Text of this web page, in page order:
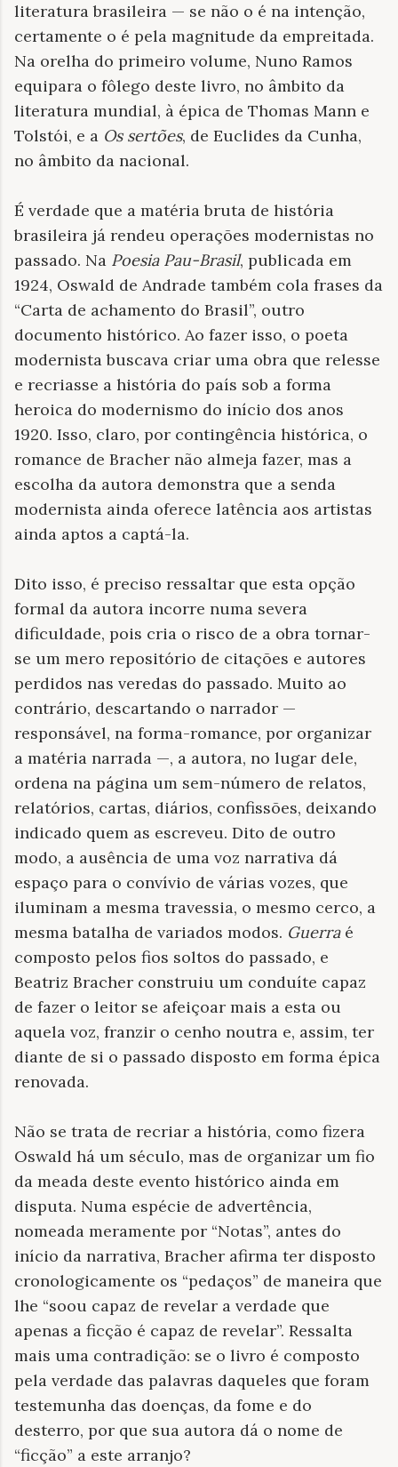
literatura brasileira — se não o é na intenção,
certamente o é pela magnitude da empreitada.
Na orelha do primeiro volume, Nuno Ramos
equipara o fôlego deste livro, no âmbito da
literatura mundial, à épica de Thomas Mann e
Tolstói, e a Os sertões, de Euclides da Cunha,
no âmbito da nacional.
É verdade que a matéria bruta de história
brasileira já rendeu operações modernistas no
passado. Na Poesia Pau-Brasil, publicada em
1924, Oswald de Andrade também cola frases da
“Carta de achamento do Brasil”, outro
documento histórico. Ao fazer isso, o poeta
modernista buscava criar uma obra que relesse
e recriasse a história do país sob a forma
heroica do modernismo do início dos anos
1920. Isso, claro, por contingência histórica, o
romance de Bracher não almeja fazer, mas a
escolha da autora demonstra que a senda
modernista ainda oferece latência aos artistas
ainda aptos a captá-la.
Dito isso, é preciso ressaltar que esta opção
formal da autora incorre numa severa
dificuldade, pois cria o risco de a obra tornar-
se um mero repositório de citações e autores
perdidos nas veredas do passado. Muito ao
contrário, descartando o narrador —
responsável, na forma-romance, por organizar
a matéria narrada —, a autora, no lugar dele,
ordena na página um sem-número de relatos,
relatórios, cartas, diários, confissões, deixando
indicado quem as escreveu. Dito de outro
modo, a ausência de uma voz narrativa dá
espaço para o convívio de várias vozes, que
iluminam a mesma travessia, o mesmo cerco, a
mesma batalha de variados modos. Guerraé
composto pelos fios soltos do passado, e
Beatriz Bracher construiu um conduíte capaz
de fazer o leitor se afeiçoar mais a esta ou
aquela voz, franzir o cenho noutra e, assim, ter
diante de si o passado disposto em forma épica
renovada.
Não se trata de recriar a história, como fizera
Oswald há um século, mas de organizar um fio
da meada deste evento histórico ainda em
disputa. Numa espécie de advertência,
nomeada meramente por “Notas”, antes do
início da narrativa, Bracher afirma ter disposto
cronologicamente os “pedaços” de maneira que
lhe “soou capaz de revelar a verdade que
apenas a ficção é capaz de revelar”. Ressalta
mais uma contradição: se o livro é composto
pela verdade das palavras daqueles que foram
testemunha das doenças, da fome e do
desterro, por que sua autora dá o nome de
“ficção” a este arranjo?